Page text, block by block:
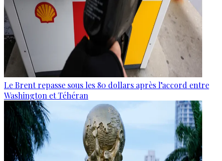
Le Brent repasse sous les 80 dollars après l’accord entre
Washington et Téhéran